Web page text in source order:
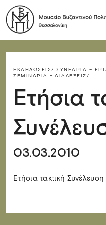
ΕΚΔΗΛΏΣΕΙΣ/ ΣΥΝΈΔΡΙΑ –
ΣΕΜΙΝΆΡΙΑ - ΔΙΑΛΈΞΕΙΣ/
Ετήσια
03.03.2010
Ετήσια τακτική